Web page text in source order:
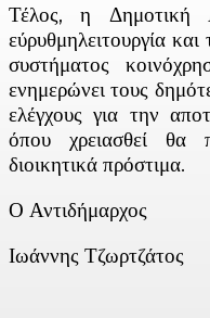
Τέλος, η Δημοτική
εύρυθμηλειτουργία
συστήματος
ενημερώνει τους
ελέγχους για την
όπου χρειασθεί θα
διοικητικά πρόστιμα.
Ο Αντιδήμαρχος
Ιωάννης Τζωρτζάτος